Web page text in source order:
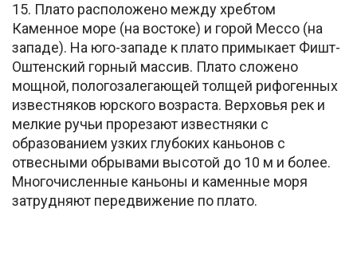
15. Плато расположено между хребтом
Каменное море (на востоке) и горой Мессо (на
западе). На юго-западе к плато примыкает Фишт-
Оштенский горный массив. Плато сложено
мощной, пологозалегающей толщей рифогенных
известняков юрского возраста. Верховья рек и
мелкие ручьи прорезают известняки с
образованием узких глубоких каньонов с
отвесными обрывами высотой до 10 м и более.
Многочисленные каньоны и каменные моря
затрудняют передвижение по плато.